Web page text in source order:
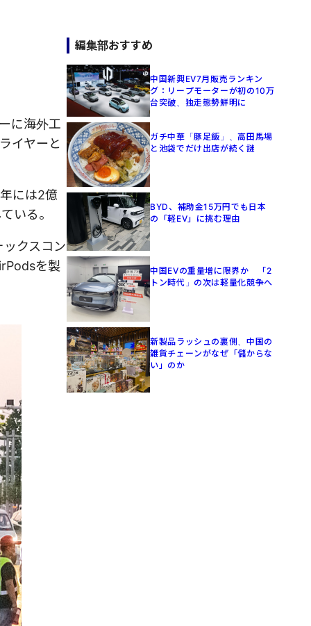
に海外工
イヤーと
には2億
いる。
クスコン
を製
編集部おすすめ
中国新興EV7月販売ランキン
グ：リープモーターが初の10万
台突破、独走態勢鮮明に
ガチ中華「豚足飯」、高田馬場
と池袋でだけ出店が続く謎
BYD、補助金15万円でも日本
の「軽EV」に挑む理由
中国EVの重量増に限界か 「2
トン時代」の次は軽量化競争へ
新製品ラッシュの裏側、中国の
雑貨チェーンがなぜ「儲からな
い」のか